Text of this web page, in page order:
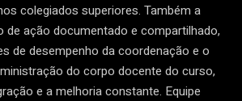
colegiados superiores. Também a
de ação documentado e compartilhado,
de desempenho da coordenação e o
do corpo docente do curso,
e a melhoria constante. Equipe